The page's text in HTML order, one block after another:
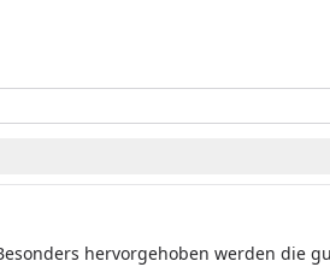
hervorgehoben werden die